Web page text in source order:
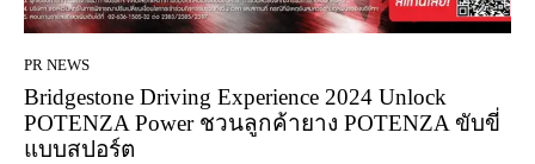
PR NEWS
Bridgestone Driving Experience 2024 Unlock
POTENZA Power ชวนลูกค้ายาง POTENZA ขับขี่
แบบสปอร์ต